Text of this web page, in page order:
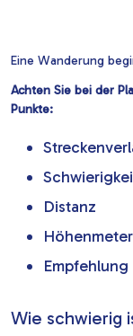
Eine Wanderung
Achten Sie bei der
Punkte:
Distanz
Höhenmeter
Wie schwierig